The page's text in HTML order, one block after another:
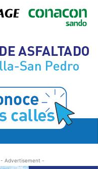
- Advertisement -